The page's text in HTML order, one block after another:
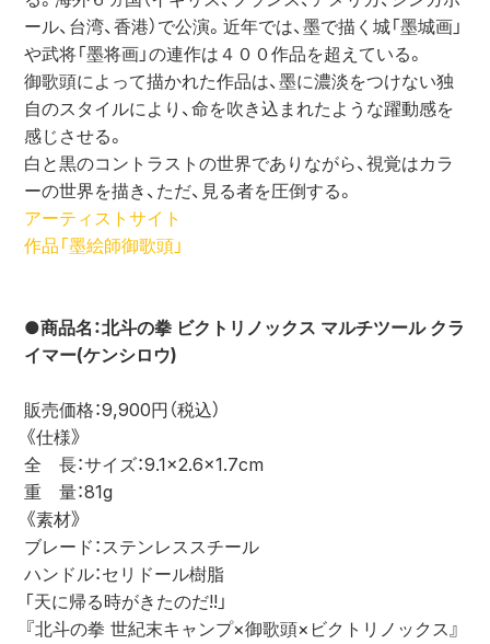
ール、台湾、香港）で公演。近年では、墨で描く城「墨城画」
や武将「墨将画」の連作は４００作品を超えている。
御歌頭によって描かれた作品は、墨に濃淡をつけない独
自のスタイルにより、命を吹き込まれたような躍動感を
感じさせる。
白と黒のコントラストの世界でありながら、視覚はカラ
ーの世界を描き、ただ、見る者を圧倒する。
アーティストサイト
作品「墨絵師御歌頭」
●商品名：北斗の拳 ビクトリノックス マルチツール クラ
イマー(ケンシロウ)
販売価格：9,900円（税込）
《仕様》
全　長：サイズ：9.1×2.6×1.7cm
重　量：81g
《素材》
ブレード：ステンレススチール
ハンドル：セリドール樹脂
「天に帰る時がきたのだ!!」
『北斗の拳 世紀末キャンプ×御歌頭×ビクトリノックス』